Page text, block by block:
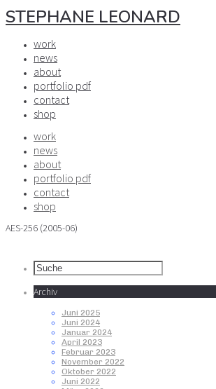
STEPHANE LEONARD
work
news
about
portfolio pdf
contact
shop
work
news
about
portfolio pdf
contact
shop
AES-256 (2005-06)
Archiv
Juni 2025
Juni 2024
Januar 2024
April 2023
Februar 2023
November 2022
Oktober 2022
Juni 2022